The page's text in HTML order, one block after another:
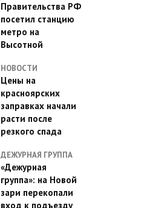
Правительства РФ
посетил станцию
метро на
Высотной
НОВОСТИ
Цены на
красноярских
заправках начали
расти после
резкого спада
ДЕЖУРНАЯ ГРУППА
«Дежурная
группа»: на Новой
зари перекопали
вход к подъезду